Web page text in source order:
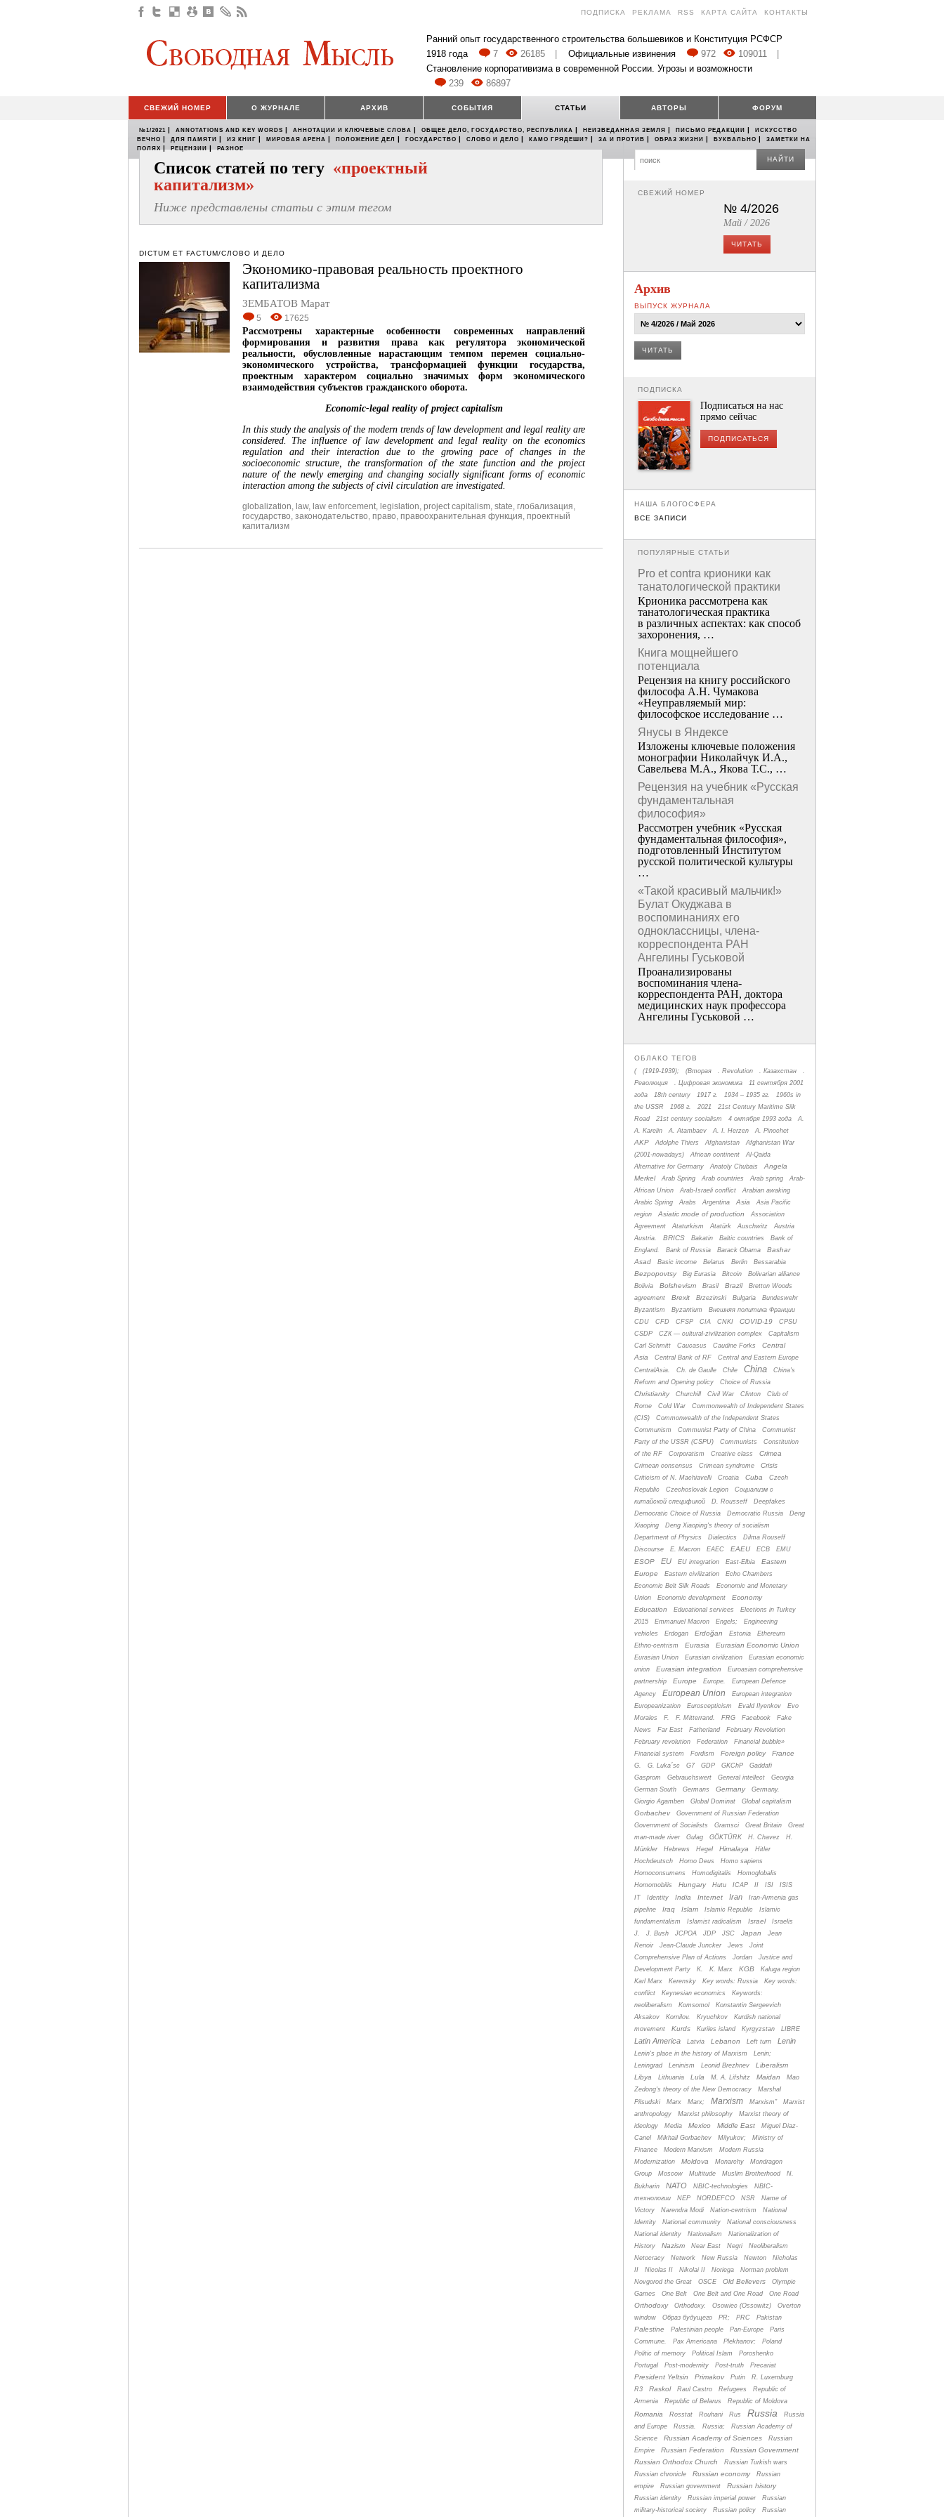
ПОДПИСКА РЕКЛАМА RSS КАРТА САЙТА КОНТАКТЫ
Ранний опыт государственного строительства большевиков и Конституция РСФСР
1918 года
7 26185 Официальные извинения 972 109011
Становление корпоративизма в современной России. Угрозы и возможности
239
86897
СВЕЖИЙ НОМЕР О ЖУРНАЛЕ АРХИВ СОБЫТИЯ СТАТЬИ АВТОРЫ ФОРУМ
№1/2021 | ANNOTATIONS AND KEY WORDS | АННОТАЦИИ И КЛЮЧЕВЫЕ СЛОВА | ОБЩЕЕ ДЕЛО, ГОСУДАРСТВО, РЕСПУБЛИКА | НЕИЗВЕДАННАЯ ЗЕМЛЯ | ПИСЬМО РЕДАКЦИИ |
ИСКУССТВО
ВЕЧНО | ДЛЯ ПАМЯТИ | ИЗ КНИГ | МИРОВАЯ АРЕНА | ПОЛОЖЕНИЕ ДЕЛ | ГОСУДАРСТВО | СЛОВО И ДЕЛО | КАМО ГРЯДЕШИ? | ЗА И ПРОТИВ | ОБРАЗ ЖИЗНИ | БУКВАЛЬНО |
ЗАМЕТКИ НА
ПОЛЯХ | РЕЦЕНЗИИ | РАЗНОЕ
Список статей по тегу «проектный
капитализм»
Ниже представлены статьи с этим тегом
DICTUM ET FACTUM/СЛОВО И ДЕЛО
Экономико-правовая реальность проектного
капитализма
ЗЕМБАТОВ Марат
5 17625
Рассмотрены характерные особенности современных направлений
формирования и развития права как регулятора экономической
реальности, обусловленные нарастающим темпом перемен социально-
экономического устройства, трансформацией функции государства,
проектным характером социально значимых форм экономического
взаимодействия субъектов гражданского оборота.
Economic-legal reality of project capitalism
In this study the analysis of the modern trends of law development and legal reality are
considered. The influence of law development and legal reality on the economics
regulation and their interaction due to the growing pace of changes in the
socioeconomic structure, the transformation of the state function and the project
nature of the newly emerging and changing socially significant forms of economic
interaction among the subjects of civil circulation are investigated.
globalization, law, law enforcement, legislation, project capitalism, state, глобализация,
государство, законодательство, право, правоохранительная функция, проектный
капитализм
НАЙТИ
СВЕЖИЙ НОМЕР
№ 4/2026
Май / 2026
ЧИТАТЬ
Архив
ВЫПУСК ЖУРНАЛА
ЧИТАТЬ
ПОДПИСКА
Подписаться на нас
прямо сейчас
ПОДПИСАТЬСЯ
НАША БЛОГОСФЕРА
ВСЕ ЗАПИСИ
ПОПУЛЯРНЫЕ СТАТЬИ
Pro et contra крионики как
танатологической практики
Крионика рассмотрена как
танатологическая практика
в различных аспектах: как способ
захоронения, …
Книга мощнейшего
потенциала
Рецензия на книгу российского
философа А.Н. Чумакова
«Неуправляемый мир:
философское исследование …
Янусы в Яндексе
Изложены ключевые положения
монографии Николайчук И.А.,
Савельева М.А., Якова Т.С., …
Рецензия на учебник «Русская
фундаментальная
философия»
Рассмотрен учебник «Русская
фундаментальная философия»,
подготовленный Институтом
русской политической культуры
…
«Такой красивый мальчик!»
Булат Окуджава в
воспоминаниях его
одноклассницы, члена-
корреспондента РАН
Ангелины Гуськовой
Проанализированы
воспоминания члена­
корреспондента РАН, доктора
медицинских наук профессора
Ангелины Гуськовой …
ОБЛАКО ТЕГОВ
( (1919-1939); (Вторая . Revolution . Казахстан
.
Революция
. Цифровая экономика
11 сентября 2001
года
18th century 1917 г. 1934 – 1935 гг.
1960s in
the USSR
1968 г. 2021
21st Century Maritime Silk
Road
21st century socialism 4 октября 1993 года
A.
A. Karelin
A. Atambaev A. I. Herzen A. Pinochet
AKP Adolphe Thiers Afghanistan
Afghanistan War
(2001-nowadays)
African continent
Al-Qaida
Alternative for Germany
Anatoly Chubais
Angela
Merkel
Arab Spring Arab countries Arab spring
Arab-
African Union
Arab-Israeli conflict
Arabian awaking
Arabic Spring
Arabs Argentina Asia
Asia Pacific
region
Asiatic mode of production
Association
Agreement
Ataturkism Atatürk Auschwitz
Austria
Austria.
BRICS Bakatin Baltic countries
Bank of
England.
Bank of Russia Barack Obama
Bashar
Asad
Basic income Belarus Berlin Bessarabia
Bezpopovtsy Big Eurasia Bitcoin
Bolivarian alliance
Bolivia
Bolshevism Brasil Brazil
Bretton Woods
agreement
Brexit Brzezinski Bulgaria
Bundeswehr
Byzantism
Byzantium
Bнешняя политика Франции
CDU
CFD CFSP CIA CNKI COVID-19
CPSU
CSDP
CZК — cultural-zivilization complex
Capitalism
Carl Schmitt
Caucasus Caudine Forks
Central
Asia
Central Bank of RF
Central and Eastern Europe
CentralAsia.
Ch. de Gaulle Chile China
China's
Reform and Opening policy
Choice of Russia
Christianity Churchill Civil War Clinton
Club of
Rome
Cold War
Commonwealth of Independent States
(CIS)
Commonwealth of the Independent States
Communism
Communist Party of China
Communist
Party of the USSR (CSPU)
Communists
Constitution
of the RF
Corporatism Creative class Crimea
Crimean consensus Crimean syndrome Crisis
Criticism of N. Machiavelli Croatia Cuba
Czech
Republic
Czechoslovak Legion
Cоциализм с
китайской спецификой
D. Rousseff
Deepfakes
Democratic Choice of Russia
Democratic Russia
Deng
Xiaoping
Deng Xiaoping's theory of socialism
Department of Physics
Dialectics
Dilma Rouseff
Discourse
E. Macron EAEC EAEU ECB EMU
ESOP EU EU integration East-Elbia
Eastern
Europe
Eastern civilization
Echo Chambers
Economic Belt Silk Roads
Economic and Monetary
Union
Economic development
Economy
Education
Educational services
Elections in Turkey
2015
Emmanuel Macron Engels;
Engineering
vehicles
Erdogan Erdoğan Estonia
Ethereum
Ethno-centrism
Eurasia Eurasian Economic Union
Eurasian Union Eurasian civilization
Eurasian economic
union
Eurasian integration
Euroasian comprehensive
partnership
Europe Europe.
European Defence
Agency
European Union
European integration
Europeanization
Euroscepticism Evald Ilyenkov
Evo
Morales
F. F. Mitterrand. FRG Facebook
Fake
News
Far East Fatherland
February Revolution
February revolution
Federation
Financial bubble»
Financial system
Fordism Foreign policy France
G. G. Luka´sc G7 GDP GKChP
Gaddafi
Gasprom
Gebrauchswert General intellect
Georgia
German South
Germans Germany
Germany.
Giorgio Agamben
Global Dominat Global capitalism
Gorbachev
Government of Russian Federation
Government of Socialists
Gramsci Great Britain
Great
man-made river
Gulag GÖKTÜRK H. Chavez
H.
Münkler
Hebrews Hegel Himalaya
Hitler
Hochdeutsch
Homo Deus
Homo sapiens
Homoconsumens
Homodigitalis
Homoglobalis
Homomobilis
Hungary Hutu ICAP II ISI
ISIS
IT
Identity India Internet Iran
Iran-Armenia gas
pipeline
Iraq Islam Islamic Republic
Islamic
fundamentalism
Islamist radicalism Israel
Israelis
J.
J. Bush JCPOA JDP JSC Japan
Jean
Renoir
Jean-Claude Juncker Jews
Joint
Comprehensive Plan of Actions
Jordan
Justice and
Development Party
K. K. Marx KGB
Kaluga region
Karl Marx
Kerensky Key words: Russia
Key words:
conflict
Keynesian economics
Keywords:
neoliberalism
Komsomol
Konstantin Sergeevich
Aksakov
Kornilov. Kryuchkov
Kurdish national
movement
Kurds Kuriles island Kyrgyzstan LIBRE
Latin America Latvia Lebanon Left turn Lenin
Lenin's place in the history of Marxism
Lenin;
Leningrad
Leninism Leonid Brezhnev
Liberalism
Libya
Lithuania Lula M. A. Lifshitz Maidan
Mao
Zedong's theory of the New Democracy
Marshal
Pilsudski
Marx Marx; Marxism Marxism”
Marxist
anthropology
Marxist philosophy
Marxist theory of
ideology
Media Mexico Middle East
Miguel Diaz-
Canel
Mikhail Gorbachev Milyukov;
Ministry of
Finance
Modern Marxism
Modern Russia
Modernization
Moldova Monarchy
Mondragon
Group
Moscow Multitude Muslim Brotherhood
N.
Bukharin
NATO NBIC-technologies
NBIC-
технологии
NEP NORDEFCO NSR
Name of
Victory
Narendra Modi Nation-centrism
National
Identity
National community
National consciousness
National identity
Nationalism
Nationalization of
History
Nazism Near East Negri
Neoliberalism
Netocracy
Network New Russia Newton
Nicholas
II
Nicolas II Nikolai II Noriega
Norman problem
Novgorod the Great
OSCE Old Believers
Olympic
Games
One Belt One Belt and One Road One Road
Orthodoxy Orthodoxy. Osowiec (Ossowitz)
Overton
window
Oбраз будущего PR; PRC Pakistan
Palestine Palestinian people Pan-Europe
Paris
Commune.
Pax Americana Plekhanov;
Poland
Politic of memory
Political Islam
Poroshenko
Portugal
Post-modernity Post-truth Precariat
President Yeltsin Primakov Putin
R. Luxemburg
R3
Raskol Raul Castro Refugees
Republic of
Armenia
Republic of Belarus Republic of Moldova
Romania Rosstat Rouhani Rus Russia
Russia
and Europe
Russia. Russia;
Russian Academy of
Science
Russian Academy of Sciences
Russian
Empire
Russian Federation
Russian Government
Russian Orthodox Church
Russian Turkish wars
Russian chronicle
Russian economy
Russian
empire
Russian government Russian history
Russian identity Russian imperial power
Russian
military-historical society
Russian policy Russian